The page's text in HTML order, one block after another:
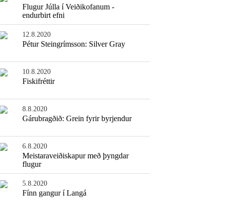
Flugur Júlla í Veiðikofanum -
endurbirt efni
12.8.2020
Pétur Steingrímsson: Silver Gray
10.8.2020
Fiskifréttir
8.8.2020
Gárubragðið: Grein fyrir byrjendur
6.8.2020
Meistaraveiðiskapur með þyngdar
flugur
5.8.2020
Fínn gangur í Langá